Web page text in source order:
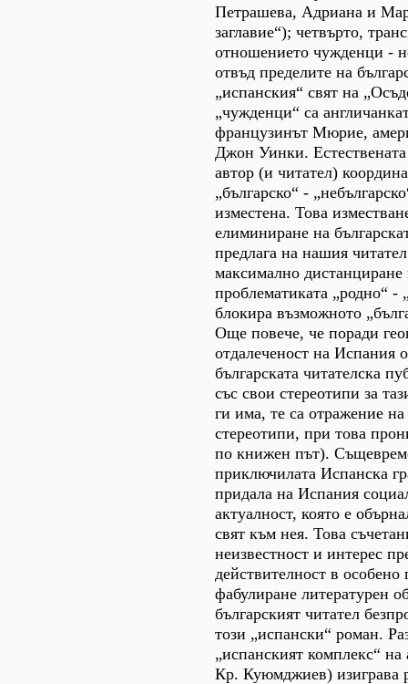
Петрашева, Адриана и
заглавие“); четвърто,
отношението чужденци -
отвъд пределите на
„испанския“ свят на
„чужденци“ са
французинът Мюрие,
Джон Уинки. Естествената
автор (и читател)
„българско“ -
изместена. Това
елиминиране на
предлага на нашия
максимално дистанциране
проблематиката „родно“ -
блокира възможното
Още повече, че поради
отдалеченост на Испания
българската читателска
със свои стереотипи за
ги има, те са отражение
стереотипи, при това
по книжен път).
приключилата Испанска
придала на Испания
актуалност, която е
свят към нея. Това
неизвестност и интерес
действителност в особено
фабулиране литературен
българският читател
този „испански“ роман.
„испанският комплекс“ на
Кр. Куюмджиев) изиграва